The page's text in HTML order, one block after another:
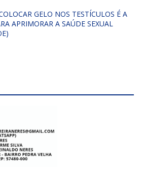
GELO NOS TESTÍCULOS É A
APRIMORAR A SAÚDE SEXUAL